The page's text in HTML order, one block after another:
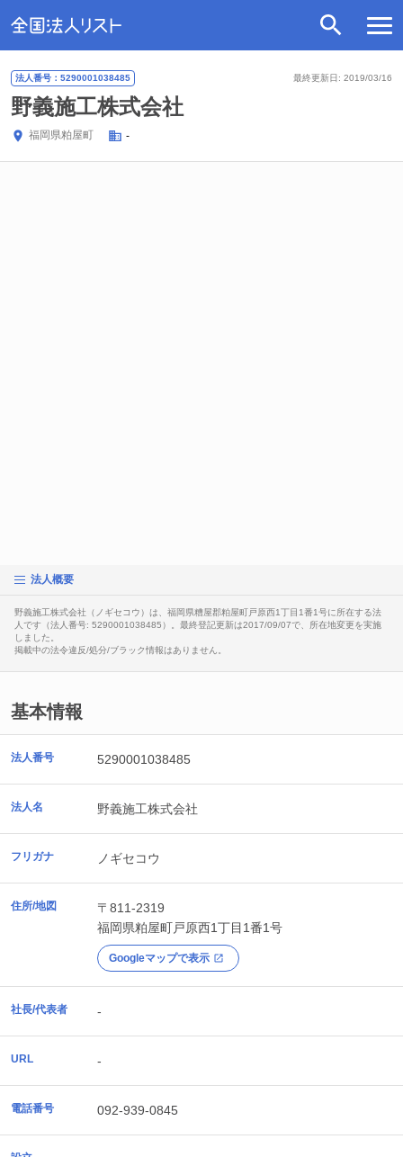
最終更新日: 2019/03/16
法人番号：5290001038485
野義施工株式会社
福岡県粕屋町 -
法人概要
野義施工株式会社（ノギセコウ）は、福岡県糟屋郡粕屋町戸原西1丁目1番1号に所在する法
人です（法人番号: 5290001038485）。最終登記更新は2017/09/07で、所在地変更を実施
しました。
掲載中の法令違反/処分/ブラック情報はありません。
基本情報
法人番号 5290001038485
法人名 野義施工株式会社
フリガナ ノギセコウ
住所/地図
〒811-2319
福岡県粕屋町戸原西1丁目1番1号
Googleマップで表示
社長/代表者 -
URL -
電話番号 092-939-0845